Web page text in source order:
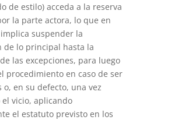
de estilo) acceda a la reserva
la parte actora, lo que en
suspender la
de lo principal hasta la
las excepciones, para luego
procedimiento en caso de ser
o, en su defecto, una vez
vicio, aplicando
el estatuto previsto en los